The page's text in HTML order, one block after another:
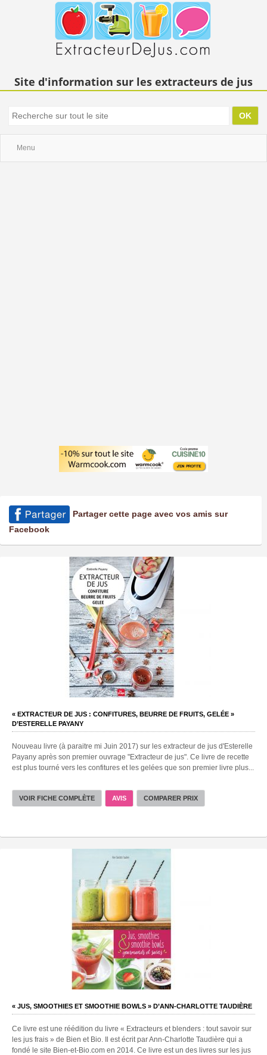
Site d'information sur les extracteurs de jus
Menu
Partager cette page avec vos amis sur
Facebook
« EXTRACTEUR DE JUS : CONFITURES, BEURRE DE FRUITS, GELÉE »
D’ESTERELLE PAYANY
Nouveau livre (à paraitre mi Juin 2017) sur les extracteur de jus d'Esterelle
Payany après son premier ouvrage "Extracteur de jus". Ce livre de recette
est plus tourné vers les confitures et les gelées que son premier livre plus...
VOIR FICHE COMPLÈTE AVIS COMPARER PRIX
« JUS, SMOOTHIES ET SMOOTHIE BOWLS » D’ANN-CHARLOTTE TAUDIÈRE
Ce livre est une réédition du livre « Extracteurs et blenders : tout savoir sur
les jus frais » de Bien et Bio. Il est écrit par Ann-Charlotte Taudière qui a
fondé le site Bien-et-Bio.com en 2014. Ce livre est un des livres sur les jus